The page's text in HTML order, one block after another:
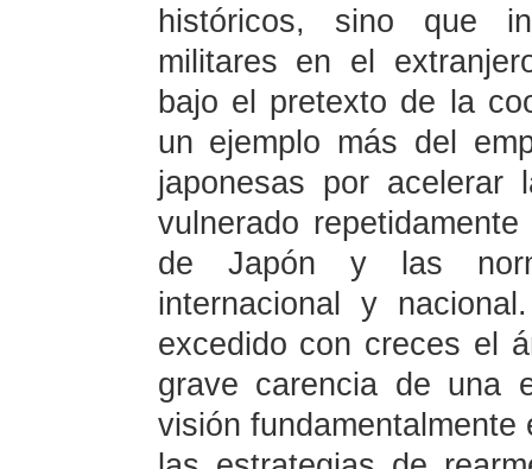
históricos, sino que
militares en el
bajo el pretexto de la
un ejemplo más del
japonesas por acelerar
vulnerado
de Japón y las
internacional y
excedido con creces el
grave carencia de una
visión